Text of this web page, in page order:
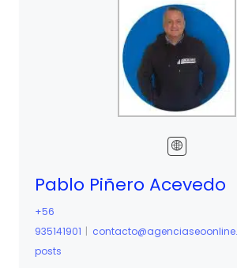
Pablo Piñero Acevedo
+56
935141901 |
posts